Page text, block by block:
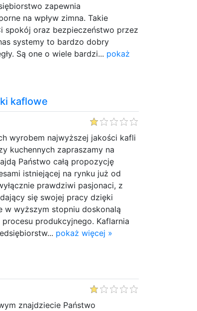
zapewnia
na wpływ zimna. Takie
spokój oraz bezpieczeństwo przez
systemy to bardzo dobry
Są one o wiele bardzi... pokaż
kaflowe
wyrobem najwyższej jakości kafli
kuchennych zapraszamy na
Państwo całą propozycję
istniejącej na rynku już od
prawdziwi pasjonaci, z
się swojej pracy dzięki
w wyższym stopniu doskonalą
produkcyjnego. Kaflarnia
pokaż więcej »
znajdziecie Państwo